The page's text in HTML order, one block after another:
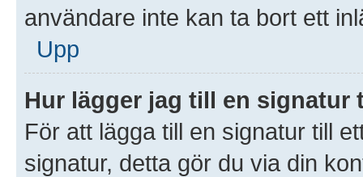
användare inte kan ta bort ett
Upp
Hur lägger jag till en
För att lägga till en signatur till
signatur, detta gör du via din